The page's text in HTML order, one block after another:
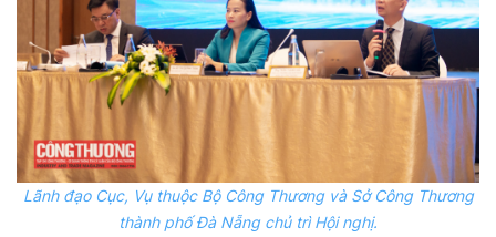
Lãnh đạo Cục, Vụ thuộc Bộ Công Thương và Sở Công Thương
thành phố Đà Nẵng chủ trì Hội nghị.